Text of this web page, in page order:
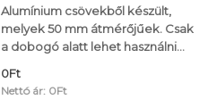
Alumínium csövekből készült,
melyek 50 mm átmérőjűek. Csak
a dobogó alatt lehet használni...
0Ft
Nettó ár: 0Ft